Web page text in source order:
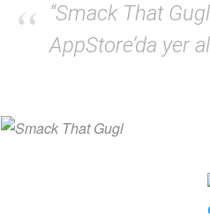
“Smack That
AppStore’da yer